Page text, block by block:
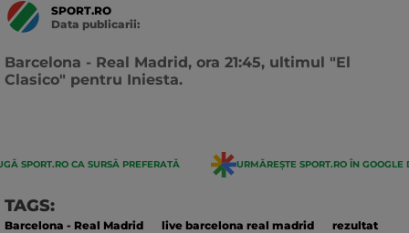
SPORT.RO
Data publicarii:
Barcelona - Real Madrid, ora 21:45, ultimul "El
Clasico" pentru Iniesta.
SPORT.RO CA SURSĂ PREFERATĂ URMĂREȘTE SPORT.RO ÎN GOOGLE
TAGS:
Barcelona - Real Madrid live barcelona real madrid
rezultat